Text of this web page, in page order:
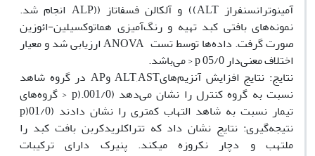
آمینوترانسنفراز ALT)) و آلکالن فسفاتاز ((ALP انجام شد.
نمونه‌های بافتی کبد تهیه و رنگ‌آمیزی هماتوکسیلین-ائوزین
صورت گرفت. داده‌ها توسط تست ANOVA ارزیابی شد و معیار
اختلاف معنی‌دار 05/0 p < می‌باشد.
نتایج: نتایج افزایش آنزیم‌هایALT,AST وAP در گروه شاهد
نسبت به گروه کنترل را نشان می‌دهد (001/0.(p < گروه‌های
تیمار نسبت به شاهد التهاب کمتری را نشان دادند (01/0(p
نتیجه‌گیری: نتایج نشان داد که تتراکلریدکربن بافت کبد را
ملتهب و دچار نکروزه می‏کند. پنیرک دارای ترکیبات